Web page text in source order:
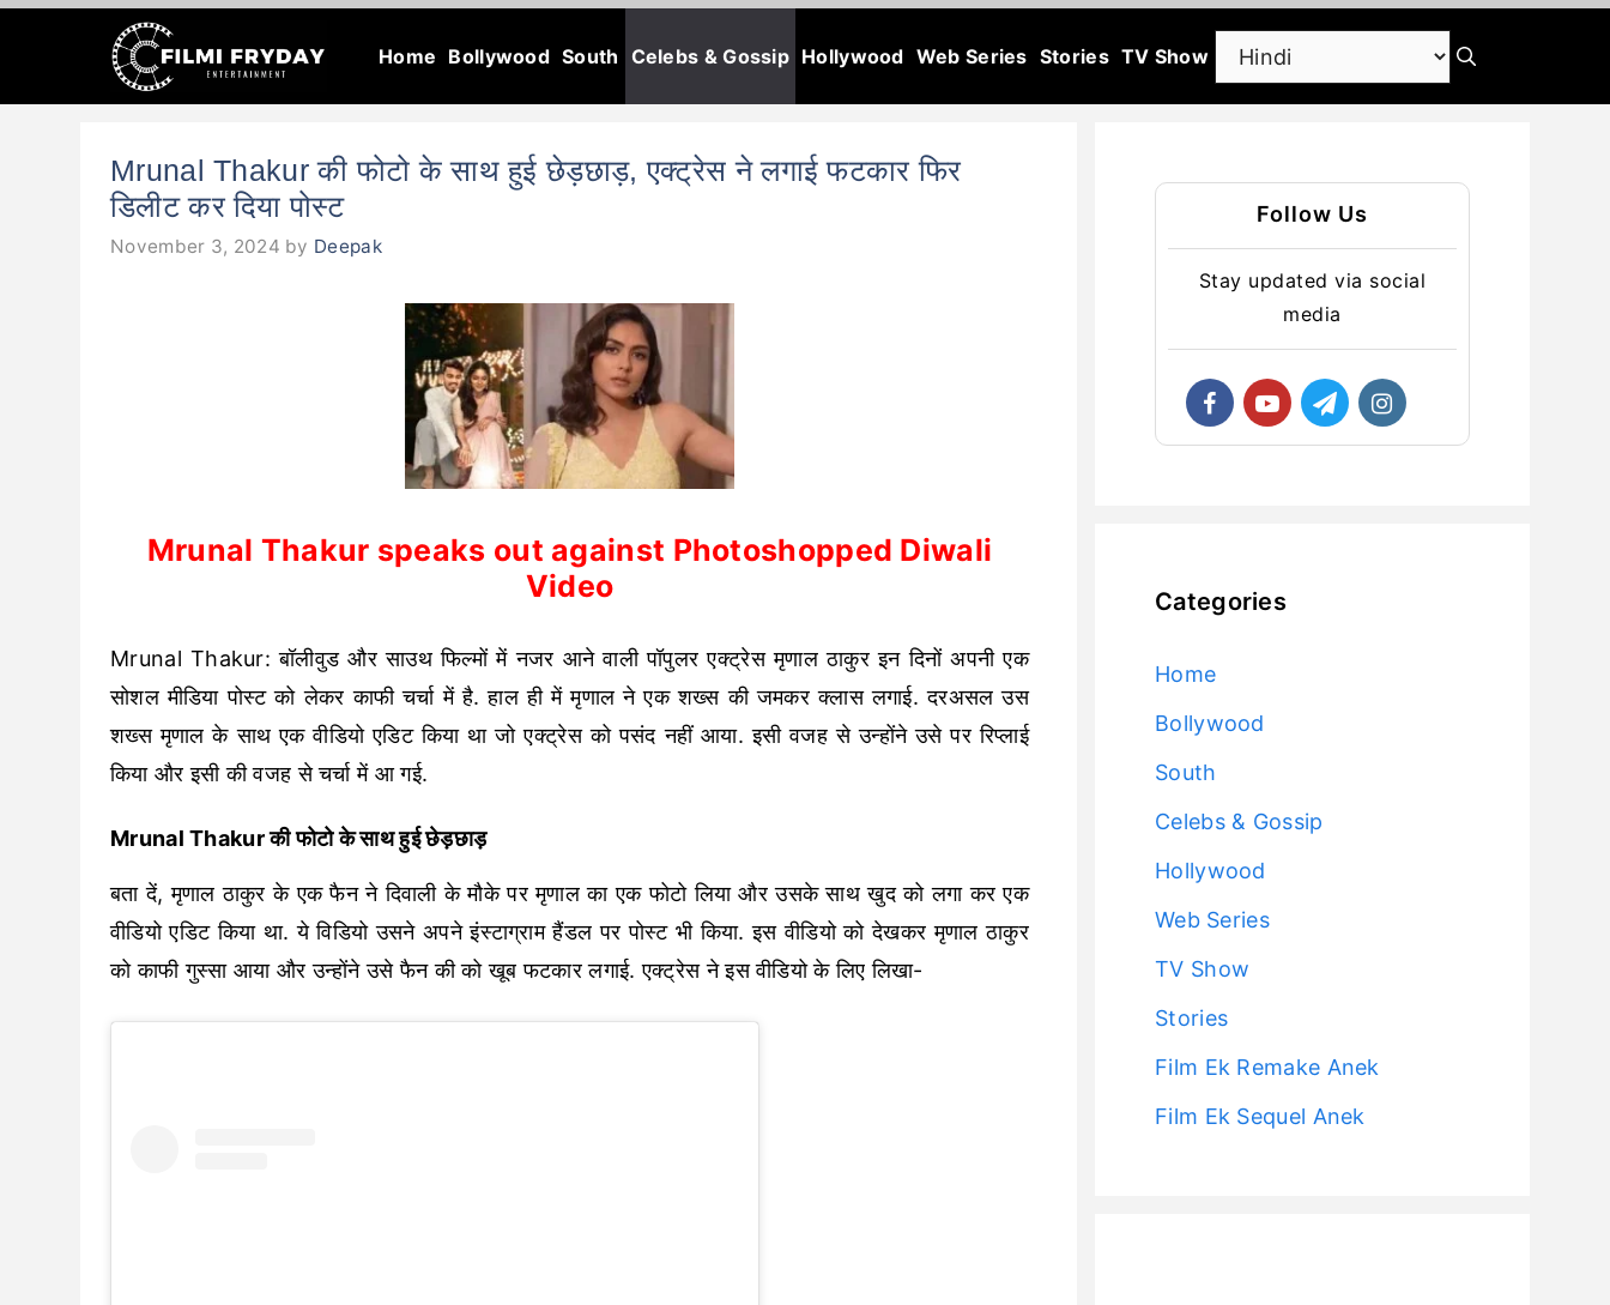
content
Home Bollywood South Celebs & Gossip Hollywood Web Series Stories TV Show
Mrunal Thakur की फोटो के साथ हुई छेड़छाड़, एक्ट्रेस ने लगाई फटकार फिर
डिलीट कर दिया पोस्ट
November 3, 2024 by Deepak
Mrunal Thakur speaks out against Photoshopped Diwali
Video
Mrunal Thakur: बॉलीवुड और साउथ फिल्मों में नजर आने वाली पॉपुलर एक्ट्रेस मृणाल ठाकुर इन दिनों अपनी एक
सोशल मीडिया पोस्ट को लेकर काफी चर्चा में है. हाल ही में मृणाल ने एक शख्स की जमकर क्लास लगाई. दरअसल उस
शख्स मृणाल के साथ एक वीडियो एडिट किया था जो एक्ट्रेस को पसंद नहीं आया. इसी वजह से उन्होंने उसे पर रिप्लाई
किया और इसी की वजह से चर्चा में आ गई.
Mrunal Thakur की फोटो के साथ हुई छेड़छाड़
बता दें, मृणाल ठाकुर के एक फैन ने दिवाली के मौके पर मृणाल का एक फोटो लिया और उसके साथ खुद को लगा कर एक
वीडियो एडिट किया था. ये विडियो उसने अपने इंस्टाग्राम हैंडल पर पोस्ट भी किया. इस वीडियो को देखकर मृणाल ठाकुर
को काफी गुस्सा आया और उन्होंने उसे फैन की को खूब फटकार लगाई. एक्ट्रेस ने इस वीडियो के लिए लिखा-
Follow Us
Stay updated via social
media
Categories
Home
Bollywood
South
Celebs & Gossip
Hollywood
Web Series
TV Show
Stories
Film Ek Remake Anek
Film Ek Sequel Anek